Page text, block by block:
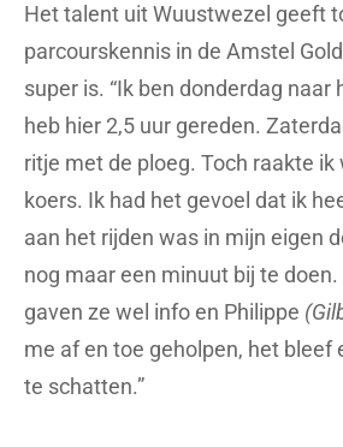
Het talent uit Wuustwezel geeft
parcourskennis in de Amstel
super is. “Ik ben donderdag naar
heb hier 2,5 uur gereden.
ritje met de ploeg. Toch raakte ik
koers. Ik had het gevoel dat ik
aan het rijden was in mijn eigen
nog maar een minuut bij te
gaven ze wel info en Philippe
me af en toe geholpen, het bleef
te schatten.”